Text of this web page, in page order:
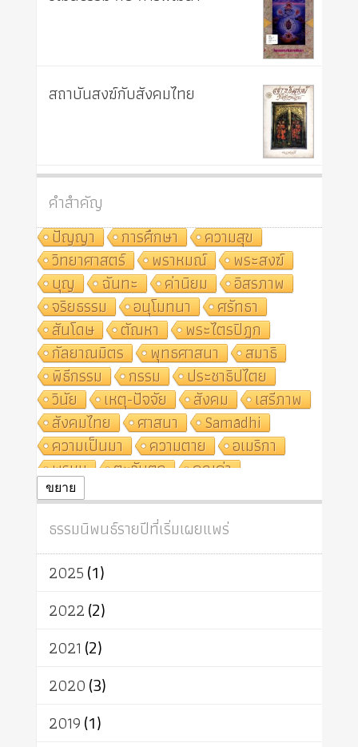
สถาบันสงฆ์กับสังคมไทย
คำสำคัญ
ปัญญา
การศึกษา
ความสุข
วิทยาศาสตร์
พราหมณ์
พระสงฆ์
บุญ
ฉันทะ ค่านิยม
อิสรภาพ
จริยธรรม
อนุโมทนา
ศรัทธา
สันโดษ
ตัณหา
พระไตรปิฎก
กัลยาณมิตร
พุทธศาสนา
สมาธิ
พิธีกรรม
กรรม
ประชาธิปไตย
วินัย
เหตุ-ปัจจัย สังคม
เสรีภาพ
สังคมไทย
ศาสนา
Samādhi
ความเป็นมา
ความตาย
อเมริกา
พรหม
ตะวันตก
คุณค่า
ปฏิจจสมุปบาท
ศาสนาประจำชาติ
อินเดีย
ผู้บริโภค
ธรรมาธิปไตย
จักร
การแยกรัฐกับศาสนา
ธรรมชาติ
เทคโนโลยี
สิทธิ
พุทธบริษัท
อัตถะ
เทวดา
ขยาย
ธรรมนิพนธ์รายปีที่เริ่มเผยแพร่
2025(1)
2022(2)
2021 (2)
2020(3)
2019(1)